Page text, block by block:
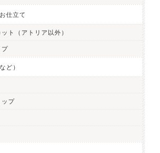
仕立て
ト（アトリア以外）
プ
ど）
ップ